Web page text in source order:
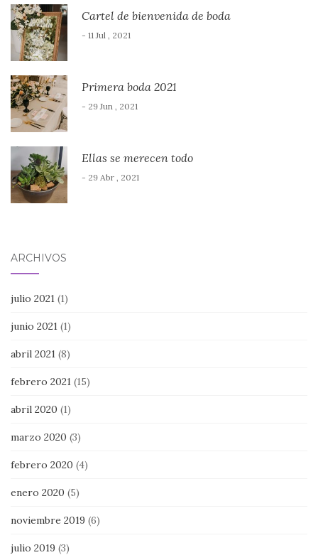
Cartel de bienvenida de boda
- 11 Jul , 2021
Primera boda 2021
- 29 Jun , 2021
Ellas se merecen todo
- 29 Abr , 2021
ARCHIVOS
julio 2021 (1)
junio 2021 (1)
abril 2021 (8)
febrero 2021 (15)
abril 2020 (1)
marzo 2020 (3)
febrero 2020 (4)
enero 2020 (5)
noviembre 2019 (6)
julio 2019 (3)